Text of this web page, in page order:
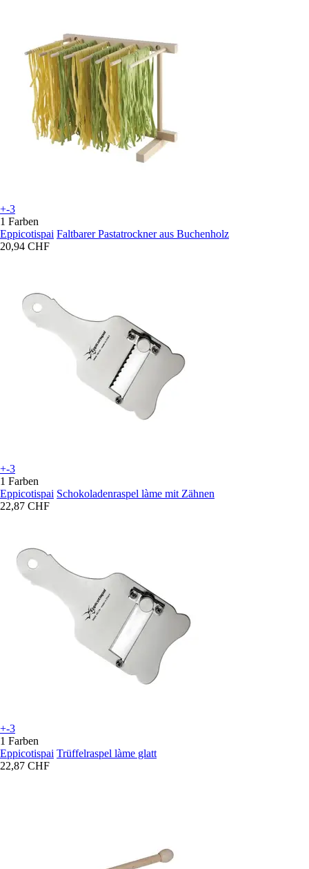
+-3
1 Farben
Eppicotispai Faltbarer Pastatrockner aus Buchenholz
20,94 CHF
+-3
1 Farben
Eppicotispai Schokoladenraspel làme mit Zähnen
22,87 CHF
+-3
1 Farben
Eppicotispai Trüffelraspel làme glatt
22,87 CHF